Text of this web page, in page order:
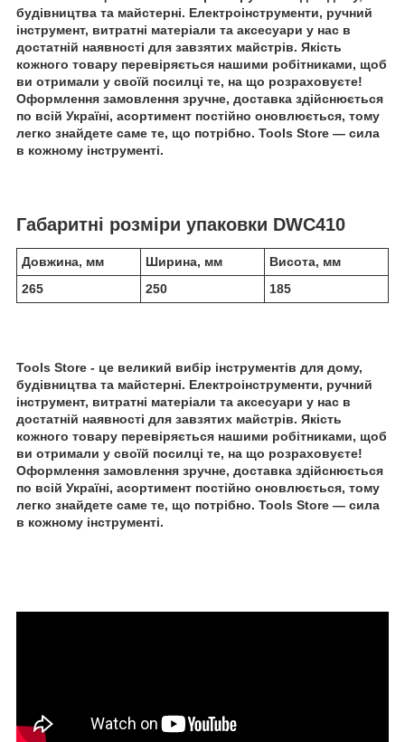
будівництва та майстерні. Електроінструменти, ручний
інструмент, витратні матеріали та аксесуари у нас в
достатній наявності для завзятих майстрів. Якість
кожного товару перевіряється нашими робітниками, щоб
ви отримали у своїй посилці те, на що розраховуєте!
Оформлення замовлення зручне, доставка здійснюється
по всій Україні, асортимент постійно оновлюється, тому
легко знайдете саме те, що потрібно. Tools Store — сила
в кожному інструменті.
Габаритні розміри упаковки DWC410
Довжина, мм Ширина, мм
Висота, мм
265
250 185
Tools Store - це великий вибір інструментів для дому,
будівництва та майстерні. Електроінструменти, ручний
інструмент, витратні матеріали та аксесуари у нас в
достатній наявності для завзятих майстрів. Якість
кожного товару перевіряється нашими робітниками, щоб
ви отримали у своїй посилці те, на що розраховуєте!
Оформлення замовлення зручне, доставка здійснюється
по всій Україні, асортимент постійно оновлюється, тому
легко знайдете саме те, що потрібно. Tools Store — сила
в кожному інструменті.